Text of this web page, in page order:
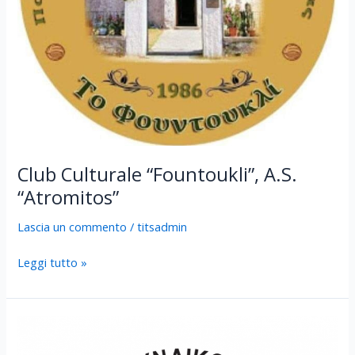
Club Culturale “Fountoukli”, A.S.
“Atromitos”
Lascia un commento /titsadmin
Leggi tutto »